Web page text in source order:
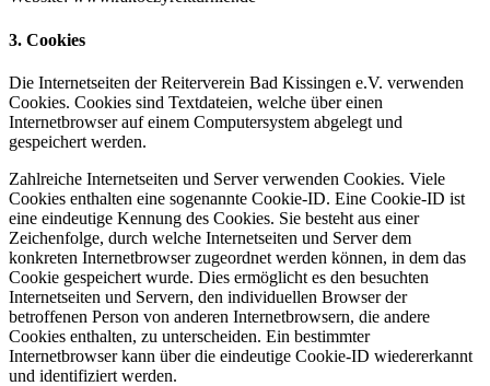
3. Cookies
Die Internetseiten der Reiterverein Bad Kissingen e.V. verwenden
Cookies. Cookies sind Textdateien, welche über einen
Internetbrowser auf einem Computersystem abgelegt und
gespeichert werden.
Zahlreiche Internetseiten und Server verwenden Cookies. Viele
Cookies enthalten eine sogenannte Cookie-ID. Eine Cookie-ID ist
eine eindeutige Kennung des Cookies. Sie besteht aus einer
Zeichenfolge, durch welche Internetseiten und Server dem
konkreten Internetbrowser zugeordnet werden können, in dem das
Cookie gespeichert wurde. Dies ermöglicht es den besuchten
Internetseiten und Servern, den individuellen Browser der
betroffenen Person von anderen Internetbrowsern, die andere
Cookies enthalten, zu unterscheiden. Ein bestimmter
Internetbrowser kann über die eindeutige Cookie-ID wiedererkannt
und identifiziert werden.